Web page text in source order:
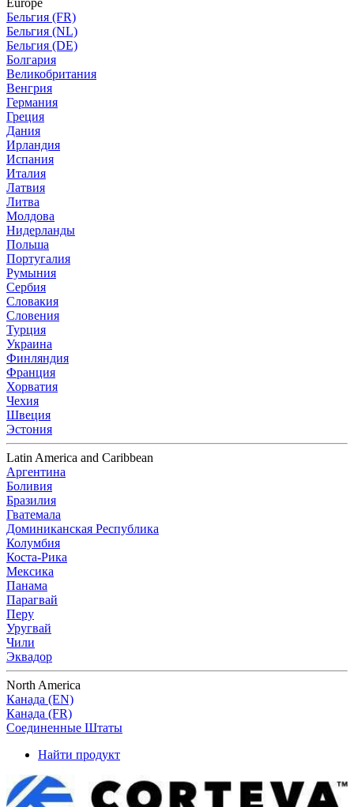
Europe
Бельгия (FR)
Бельгия (NL)
Бельгия (DE)
Болгария
Великобритания
Венгрия
Германия
Греция
Дания
Ирландия
Испания
Италия
Латвия
Литва
Молдова
Нидерланды
Польша
Португалия
Румыния
Сербия
Словакия
Словения
Турция
Украина
Финляндия
Франция
Хорватия
Чехия
Швеция
Эстония
Latin America and Caribbean
Аргентина
Боливия
Бразилия
Гватемала
Доминиканская Республика
Колумбия
Коста-Рика
Мексика
Панама
Парагвай
Перу
Уругвай
Чили
Эквадор
North America
Канада (EN)
Канада (FR)
Соединенные Штаты
Найти продукт